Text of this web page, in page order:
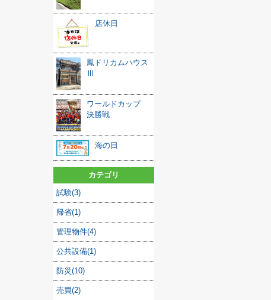
店休日
鳳ドリカムハウス
Ⅲ
ワールドカップ
決勝戦
海の日
カテゴリ
試験(3)
帰省(1)
管理物件(4)
公共設備(1)
防災(10)
売買(2)